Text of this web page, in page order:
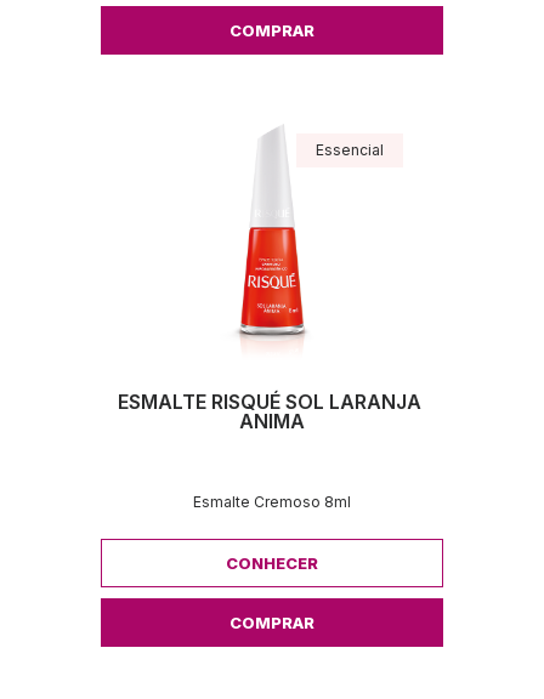
COMPRAR
Essencial
ESMALTE RISQUÉ SOL LARANJA
ANIMA
Esmalte Cremoso 8ml
CONHECER
COMPRAR